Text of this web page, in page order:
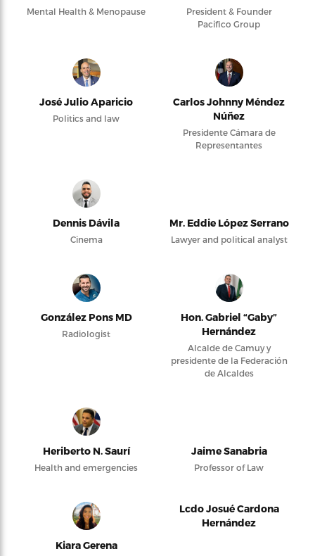
Mental Health & Menopause
President & Founder
Pacifico Group
José Julio Aparicio
Politics and law
Carlos Johnny Méndez
Núñez
Presidente Cámara de
Representantes
Dennis Dávila
Cinema
Mr. Eddie López Serrano
Lawyer and political analyst
González Pons MD
Radiologist
Hon. Gabriel “Gaby”
Hernández
Alcalde de Camuy y
presidente de la Federación
de Alcaldes
Heriberto N. Saurí
Health and emergencies
Jaime Sanabria
Professor of Law
Kiara Gerena
Lcdo Josué Cardona
Hernández